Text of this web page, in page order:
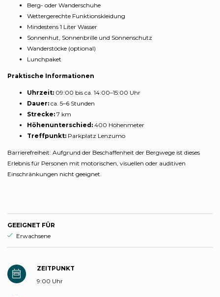
Berg- oder Wanderschuhe
Wettergerechte Funktionskleidung
Mindestens 1 Liter Wasser
Sonnenhut, Sonnenbrille und Sonnenschutz
Wanderstöcke (optional)
Lunchpaket
Praktische Informationen
Uhrzeit: 09:00 bis ca. 14:00–15:00 Uhr
Dauer: ca. 5–6 Stunden
Strecke: 7 km
Höhenunterschied: 400 Höhenmeter
Treffpunkt: Parkplatz Lenzumo
Barrierefreiheit: Aufgrund der Beschaffenheit der Bergwege ist dieses
Erlebnis für Personen mit motorischen, visuellen oder auditiven
Einschränkungen nicht geeignet.
GEEIGNET FÜR
aria.ds_experience.suitable_for_prefix
Erwachsene
ZEITPUNKT
9:00 Uhr